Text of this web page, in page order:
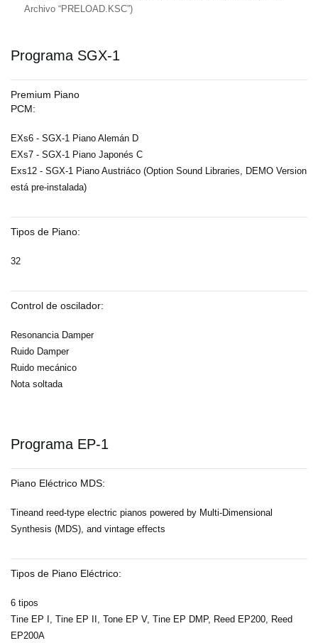
Archivo “PRELOAD.KSC”)
Programa SGX-1
Premium Piano
PCM:
EXs6 - SGX-1 Piano Alemán D
EXs7 - SGX-1 Piano Japonés C
Exs12 - SGX-1 Piano Austriáco (Option Sound Libraries, DEMO Version
está pre-instalada)
Tipos de Piano:
32
Control de oscilador:
Resonancia Damper
Ruido Damper
Ruido mecánico
Nota soltada
Programa EP-1
Piano Eléctrico MDS:
Tineand reed-type electric pianos powered by Multi-Dimensional
Synthesis (MDS), and vintage effects
Tipos de Piano Eléctrico:
6 tipos
Tine EP I, Tine EP II, Tone EP V, Tine EP DMP, Reed EP200, Reed
EP200A